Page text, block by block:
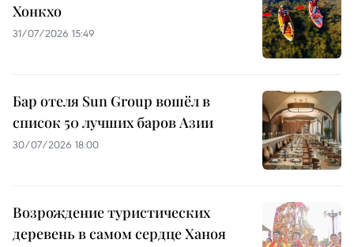
Хонкхо
31/07/2026 15:49
Бар отеля Sun Group вошёл в
список 50 лучших баров Азии
30/07/2026 18:00
Возрождение туристических
деревень в самом сердце Ханоя